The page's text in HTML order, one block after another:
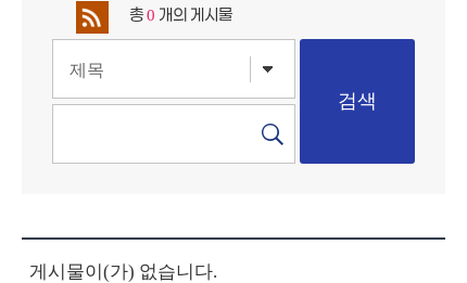
총0 개의 게시물
게시물이(가) 없습니다.